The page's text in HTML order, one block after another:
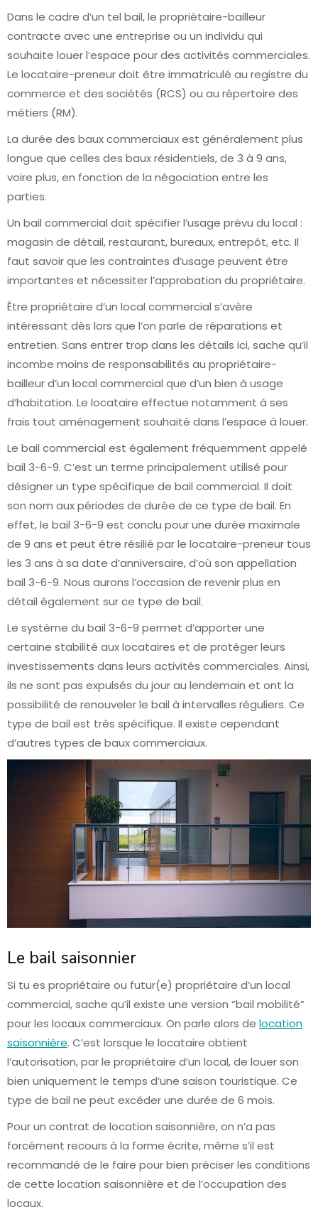
Dans le cadre d’un tel bail, le propriétaire-bailleur
contracte avec une entreprise ou un individu qui
souhaite louer l’espace pour des activités commerciales.
Le locataire-preneur doit être immatriculé au registre du
commerce et des sociétés (RCS) ou au répertoire des
métiers (RM).
La durée des baux commerciaux est généralement plus
longue que celles des baux résidentiels, de 3 à 9 ans,
voire plus, en fonction de la négociation entre les
parties.
Un bail commercial doit spécifier l’usage prévu du local :
magasin de détail, restaurant, bureaux, entrepôt, etc. Il
faut savoir que les contraintes d’usage peuvent être
importantes et nécessiter l’approbation du propriétaire.
Être propriétaire d’un local commercial s’avère
intéressant dès lors que l’on parle de réparations et
entretien. Sans entrer trop dans les détails ici, sache qu’il
incombe moins de responsabilités au propriétaire-
bailleur d’un local commercial que d’un bien à usage
d’habitation. Le locataire effectue notamment à ses
frais tout aménagement souhaité dans l’espace à louer.
Le bail commercial est également fréquemment appelé
bail 3-6-9. C’est un terme principalement utilisé pour
désigner un type spécifique de bail commercial. Il doit
son nom aux périodes de durée de ce type de bail. En
effet, le bail 3-6-9 est conclu pour une durée maximale
de 9 ans et peut être résilié par le locataire-preneur tous
les 3 ans à sa date d’anniversaire, d’où son appellation
bail 3-6-9. Nous aurons l’occasion de revenir plus en
détail également sur ce type de bail.
Le système du bail 3-6-9 permet d’apporter une
certaine stabilité aux locataires et de protéger leurs
investissements dans leurs activités commerciales. Ainsi,
ils ne sont pas expulsés du jour au lendemain et ont la
possibilité de renouveler le bail à intervalles réguliers. Ce
type de bail est très spécifique. Il existe cependant
d’autres types de baux commerciaux.
Le bail saisonnier
Si tu es propriétaire ou futur(e) propriétaire d’un local
commercial, sache qu’il existe une version “bail mobilité”
pour les locaux commerciaux. On parle alors de location
saisonnière. C’est lorsque le locataire obtient
l’autorisation, par le propriétaire d’un local, de louer son
bien uniquement le temps d’une saison touristique. Ce
type de bail ne peut excéder une durée de 6 mois.
Pour un contrat de location saisonnière, on n’a pas
forcément recours à la forme écrite, même s’il est
recommandé de le faire pour bien préciser les conditions
de cette location saisonnière et de l’occupation des
locaux.